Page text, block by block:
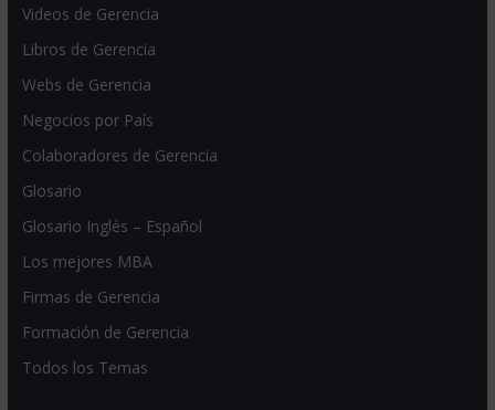
Videos de Gerencia
Libros de Gerencia
Webs de Gerencia
Negocios por País
Colaboradores de Gerencia
Glosario
Glosario Inglés – Español
Los mejores MBA
Firmas de Gerencia
Formación de Gerencia
Todos los Temas